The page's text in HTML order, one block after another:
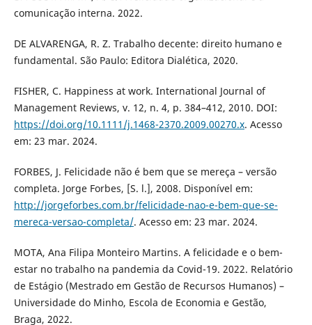
comunicação interna. 2022.
DE ALVARENGA, R. Z. Trabalho decente: direito humano e
fundamental. São Paulo: Editora Dialética, 2020.
FISHER, C. Happiness at work. International Journal of
Management Reviews, v. 12, n. 4, p. 384–412, 2010. DOI:
https://doi.org/10.1111/j.1468-2370.2009.00270.x. Acesso
em: 23 mar. 2024.
FORBES, J. Felicidade não é bem que se mereça – versão
completa. Jorge Forbes, [S. l.], 2008. Disponível em:
http://jorgeforbes.com.br/felicidade-nao-e-bem-que-se-
mereca-versao-completa/. Acesso em: 23 mar. 2024.
MOTA, Ana Filipa Monteiro Martins. A felicidade e o bem-
estar no trabalho na pandemia da Covid-19. 2022. Relatório
de Estágio (Mestrado em Gestão de Recursos Humanos) –
Universidade do Minho, Escola de Economia e Gestão,
Braga, 2022.